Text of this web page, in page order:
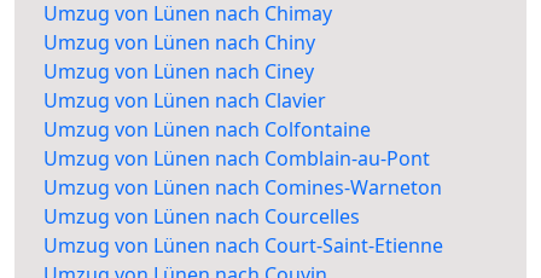
Umzug von Lünen nach Chimay
Umzug von Lünen nach Chiny
Umzug von Lünen nach Ciney
Umzug von Lünen nach Clavier
Umzug von Lünen nach Colfontaine
Umzug von Lünen nach Comblain-au-Pont
Umzug von Lünen nach Comines-Warneton
Umzug von Lünen nach Courcelles
Umzug von Lünen nach Court-Saint-Etienne